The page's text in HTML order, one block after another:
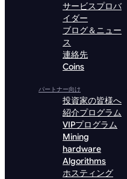
サービスプロバ
イダー
ブログ＆ニュー
ス
連絡先
Coins
パートナー向け
投資家の皆様へ
紹介プログラム
VIPプログラム
Mining
hardware
Algorithms
ホスティング